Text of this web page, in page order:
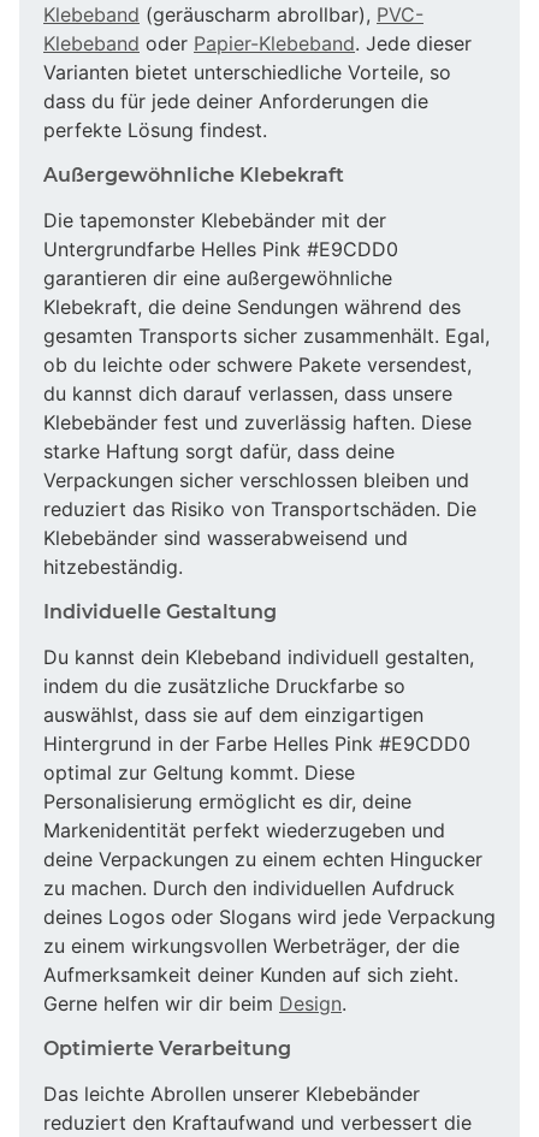
Klebeband (geräuscharm abrollbar), PVC-
Klebeband oder Papier-Klebeband. Jede dieser
Varianten bietet unterschiedliche Vorteile, so
dass du für jede deiner Anforderungen die
perfekte Lösung findest.
Außergewöhnliche Klebekraft
Die tapemonster Klebebänder mit der
Untergrundfarbe Helles Pink #E9CDD0
garantieren dir eine außergewöhnliche
Klebekraft, die deine Sendungen während des
gesamten Transports sicher zusammenhält. Egal,
ob du leichte oder schwere Pakete versendest,
du kannst dich darauf verlassen, dass unsere
Klebebänder fest und zuverlässig haften. Diese
starke Haftung sorgt dafür, dass deine
Verpackungen sicher verschlossen bleiben und
reduziert das Risiko von Transportschäden. Die
Klebebänder sind wasserabweisend und
hitzebeständig.
Individuelle Gestaltung
Du kannst dein Klebeband individuell gestalten,
indem du die zusätzliche Druckfarbe so
auswählst, dass sie auf dem einzigartigen
Hintergrund in der Farbe Helles Pink #E9CDD0
optimal zur Geltung kommt. Diese
Personalisierung ermöglicht es dir, deine
Markenidentität perfekt wiederzugeben und
deine Verpackungen zu einem echten Hingucker
zu machen. Durch den individuellen Aufdruck
deines Logos oder Slogans wird jede Verpackung
zu einem wirkungsvollen Werbeträger, der die
Aufmerksamkeit deiner Kunden auf sich zieht.
Gerne helfen wir dir beim Design.
Optimierte Verarbeitung
Das leichte Abrollen unserer Klebebänder
reduziert den Kraftaufwand und verbessert die